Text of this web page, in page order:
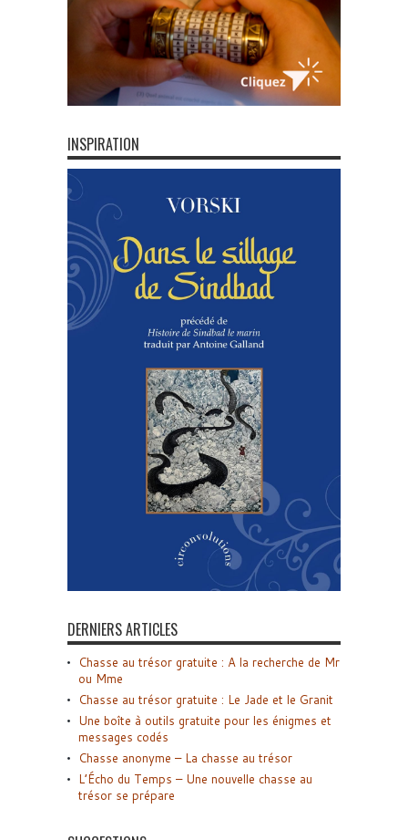
INSPIRATION
DERNIERS ARTICLES
Chasse au trésor gratuite : A la recherche de Mr
ou Mme
Chasse au trésor gratuite : Le Jade et le Granit
Une boîte à outils gratuite pour les énigmes et
messages codés
Chasse anonyme – La chasse au trésor
L’Écho du Temps – Une nouvelle chasse au
trésor se prépare